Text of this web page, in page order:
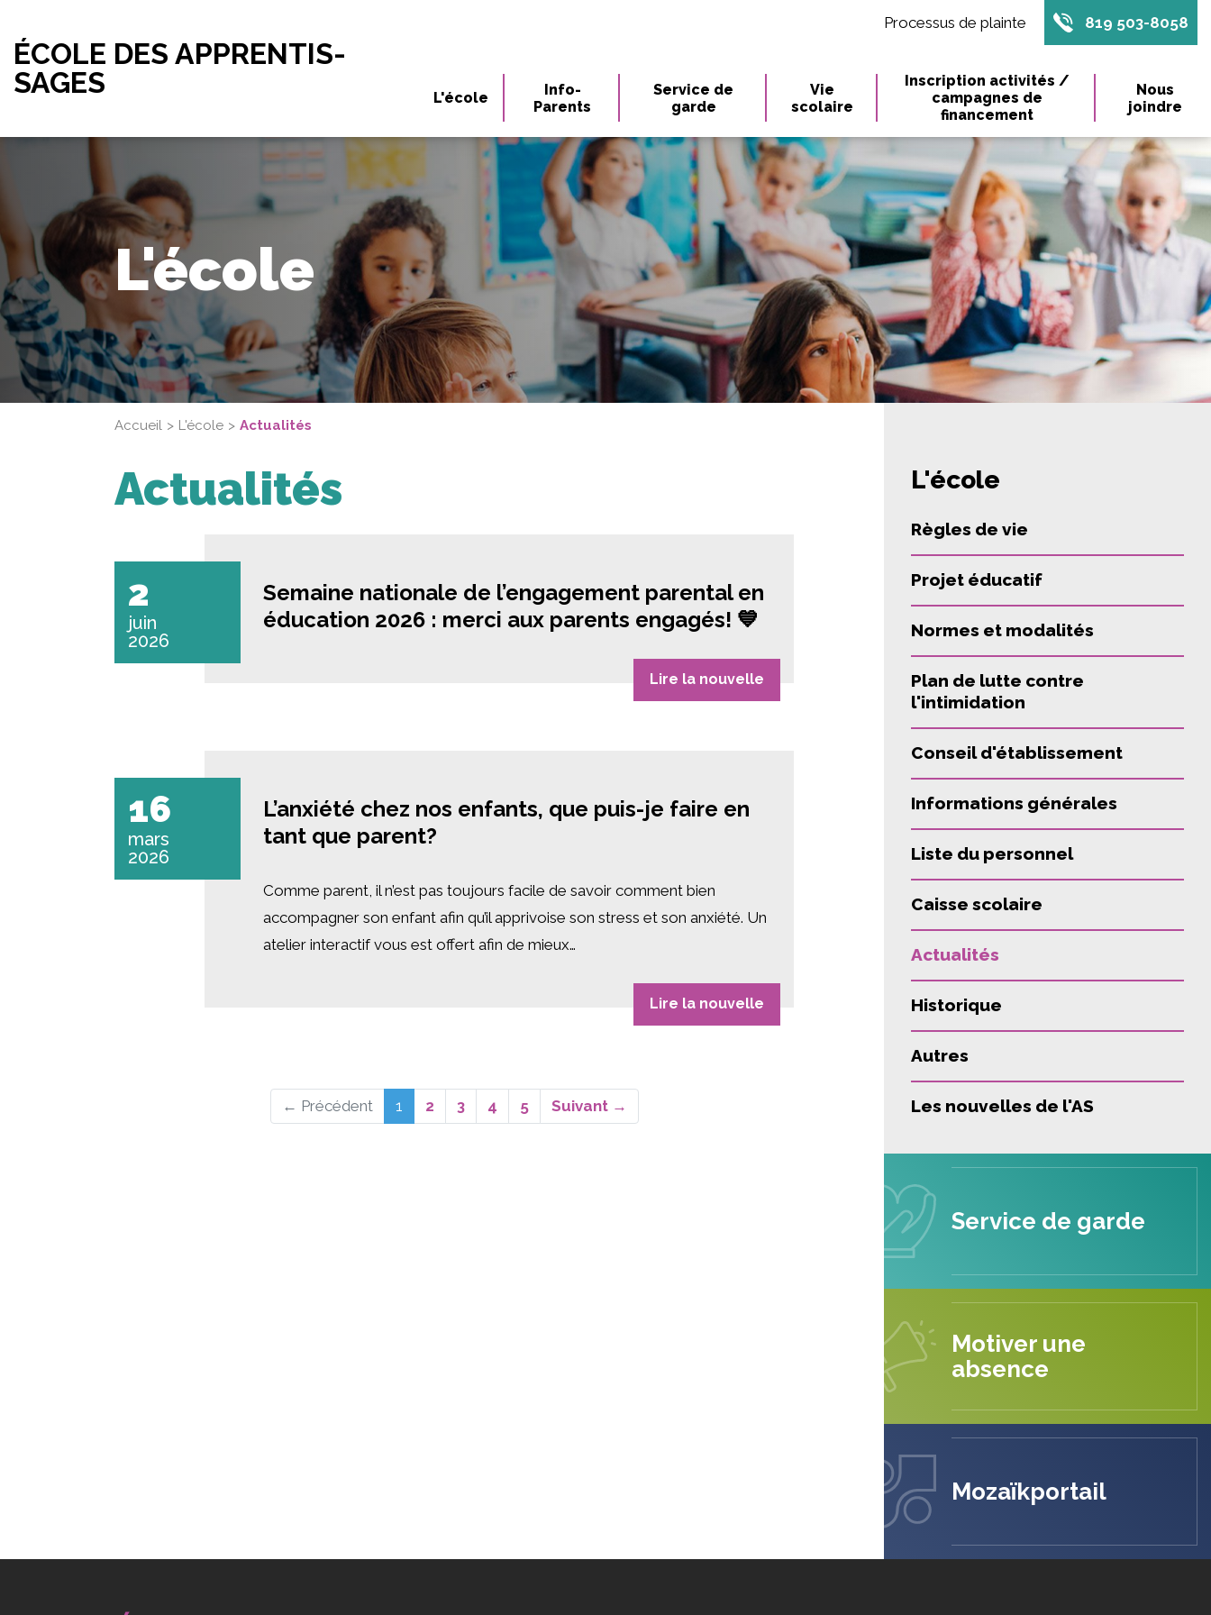
ÉCOLE DES APPRENTIS-
SAGES
Processus de plainte 819 503-8058
L'école
Info-
Parents
Service de
garde
Vie
scolaire
Inscription activités /
campagnes de
financement
Nous
joindre
L'école
Accueil L'école Actualités
Actualités
2
juin
2026
Semaine nationale de l’engagement parental en
éducation 2026 : merci aux parents engagés! 💙
Lire la nouvelle
16
mars
2026
L’anxiété chez nos enfants, que puis-je faire en
tant que parent?
Comme parent, il n’est pas toujours facile de savoir comment bien
accompagner son enfant afin qu’il apprivoise son stress et son anxiété. Un
atelier interactif vous est offert afin de mieux…
Lire la nouvelle
← Précédent 1 (actuel)
2 3 4 5 Suivant →
L'école
Règles de vie
Projet éducatif
Normes et modalités
Plan de lutte contre
l'intimidation
Conseil d'établissement
Informations générales
Liste du personnel
Caisse scolaire
Actualités
Historique
Autres
Les nouvelles de l'AS
Service de garde
Motiver une
absence
Mozaïkportail